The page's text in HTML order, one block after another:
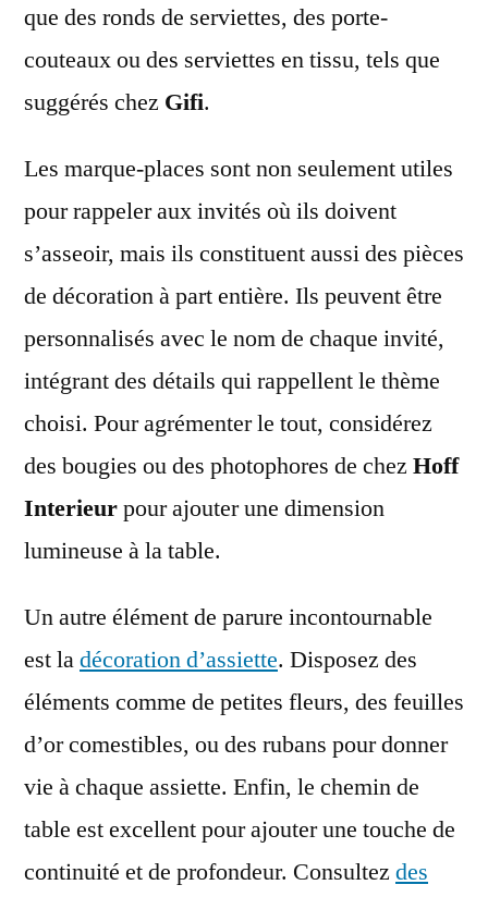
que des ronds de serviettes, des porte-
couteaux ou des serviettes en tissu, tels que
suggérés chez Gifi.
Les marque-places sont non seulement utiles
pour rappeler aux invités où ils doivent
s’asseoir, mais ils constituent aussi des pièces
de décoration à part entière. Ils peuvent être
personnalisés avec le nom de chaque invité,
intégrant des détails qui rappellent le thème
choisi. Pour agrémenter le tout, considérez
des bougies ou des photophores de chez Hoff
Interieurpour ajouter une dimension
lumineuse à la table.
Un autre élément de parure incontournable
est ladécoration d’assiette. Disposez des
éléments comme de petites fleurs, des feuilles
d’or comestibles, ou des rubans pour donner
vie à chaque assiette. Enfin, le chemin de
table est excellent pour ajouter une touche de
continuité et de profondeur. Consultez des